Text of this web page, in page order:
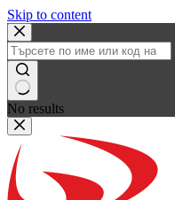
Skip to content
No results